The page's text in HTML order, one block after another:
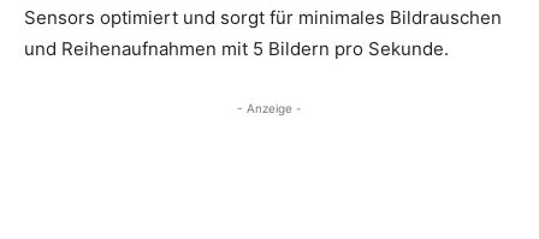
Sensors optimiert und sorgt für minimales Bildrauschen
und Reihenaufnahmen mit 5 Bildern pro Sekunde.
- Anzeige -